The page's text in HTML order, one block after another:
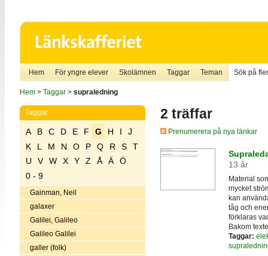
Hem För yngre elever Skolämnen Taggar Teman Sök på
Hem> Taggar> supraledning
Taggar
A B C D E F G H I
J
K
L M N O P Q R S
T
U
V W X Y Z Å Ä
Ö
0 - 9
Gainman, Neil
galaxer
Galilei, Galileo
Galileo Galilei
galler (folk)
2 träffar
Prenumerera på nya länkar
13 år
Material
mycket
kan
tåg och
förklaras
Bakom
Taggar: